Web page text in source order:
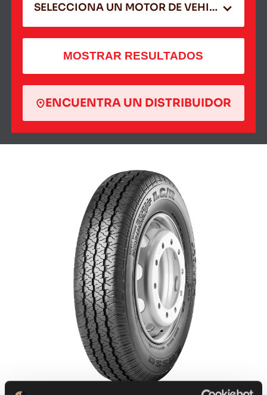
SELECCIONA UN MOTOR DE VEHICULO
MOSTRAR RESULTADOS
ENCUENTRA UN DISTRIBUIDOR